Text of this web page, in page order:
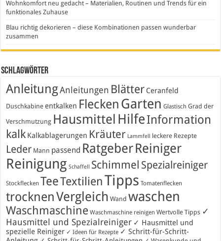
Wohnkomfort neu gedacht – Materialien, Routinen und Trends für ein
funktionales Zuhause
Blau richtig dekorieren – diese Kombinationen passen wunderbar
zusammen
Schlagwörter
AnleitungAnleitungen Blätter Ceranfeld
Duschkabine entkalken Flecken Garten Glastisch Grad der
Verschmutzung Hausmittel HilfeInformation
kalk Kalkablagerungen Kräuter Lammfell leckere Rezepte
Leder Mann passend RatgeberReiniger
Reinigung Schaffell Schimmel Spezialreiniger
Stockflecken TeeTextilienTipps Tomatenflecken
trocknenVergleich Wand waschen
Waschmaschine Waschmaschine reinigen Wertvolle Tipps ✓
Hausmittel und Spezialreiniger ✓ Hausmittel und
spezielle Reiniger ✓ Ideen für Rezepte ✓ Schritt-für-Schritt-